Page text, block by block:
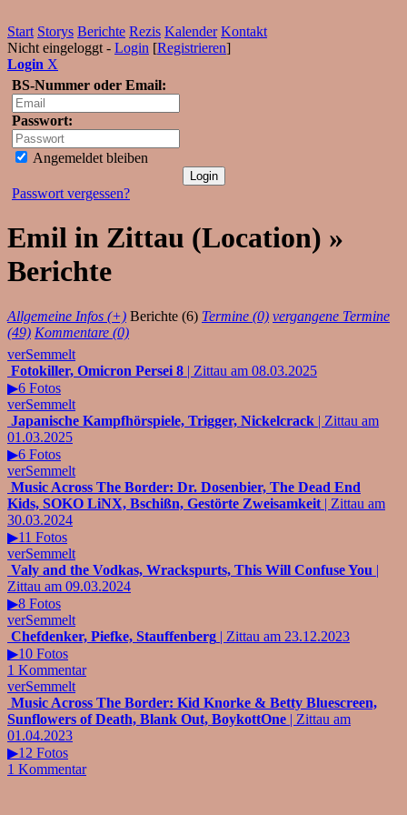
Start Storys Berichte Rezis Kalender Kontakt
Nicht eingeloggt - Login [Registrieren]
Login X
BS-Nummer oder Email:
Passwort:
Angemeldet bleiben
Passwort vergessen?
Emil in Zittau (Location) »
Berichte
Allgemeine Infos (+) Berichte (6) Termine (0) vergangene Termine
(49) Kommentare (0)
verSemmelt
Fotokiller, Omicron Persei 8 | Zittau am 08.03.2025
▶6 Fotos
verSemmelt
Japanische Kampfhörspiele, Trigger, Nickelcrack | Zittau am
01.03.2025
▶6 Fotos
verSemmelt
Music Across The Border: Dr. Dosenbier, The Dead End
Kids, SOKO LiNX, Bschißn, Gestörte Zweisamkeit | Zittau am
30.03.2024
▶11 Fotos
verSemmelt
Valy and the Vodkas, Wrackspurts, This Will Confuse You |
Zittau am 09.03.2024
▶8 Fotos
verSemmelt
Chefdenker, Piefke, Stauffenberg | Zittau am 23.12.2023
▶10 Fotos
1 Kommentar
verSemmelt
Music Across The Border: Kid Knorke & Betty Bluescreen,
Sunflowers of Death, Blank Out, BoykottOne | Zittau am
01.04.2023
▶12 Fotos
1 Kommentar